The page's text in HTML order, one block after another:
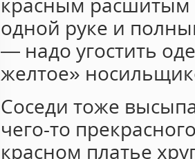
одной руке и
— надо угостить
желтое»
Соседи тоже
чего-то
красном платье